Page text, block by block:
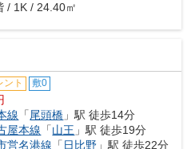
/ 1K / 24.40㎡
ント 敷0
線 「尾頭橋 」駅 徒歩14分
屋本線 「山王 」駅 徒歩19分
営名港線 「 日比野 」駅 徒歩22分